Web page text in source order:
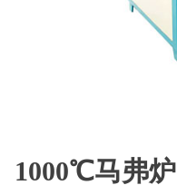
1000℃马弗炉